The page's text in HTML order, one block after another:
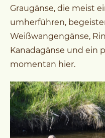
Graugänse, die meist
umherführen,
Weißwangengänse,
Kanadagänse und ein
momentan hier.